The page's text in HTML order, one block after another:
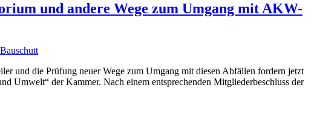
und andere Wege zum Umgang mit AKW-
und die Prüfung neuer Wege zum Umgang mit diesen Abfällen fordern jetzt
Umwelt“ der Kammer. Nach einem entsprechenden Mitgliederbeschluss der